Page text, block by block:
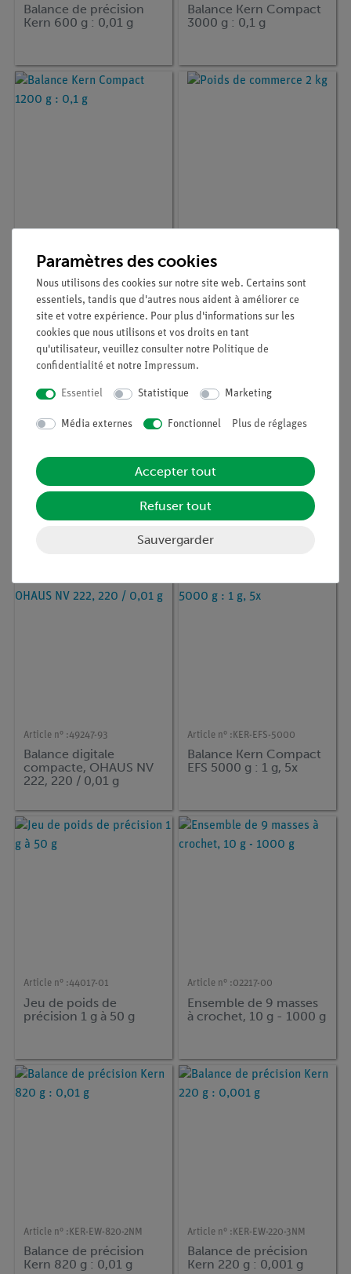
Balance de précision
Kern 600 g : 0,01 g
Balance Kern Compact
3000 g : 0,1 g
Balance Kern Compact
1200 g : 0,1 g
Poids de commerce 2
kg
Article n° :02205-03
Poids à fente, 10 g,
blanc
Article n° :KER-EHA-500-2
Balance de précision
Kern EHA 500 g : 10 mg
Article n° :49247-93
Balance digitale
compacte, OHAUS NV
222, 220 / 0,01 g
Article n° : KER-EFS-5000
Balance Kern Compact
EFS 5000 g : 1 g, 5x
Article n° :44017-01
Jeu de poids de
précision 1 g à 50 g
Article n° :02217-00
Ensemble de 9 masses
à crochet, 10 g - 1000 g
Article n° : KER-EW-820-2NM
Balance de précision
Kern 820 g : 0,01 g
Article n° : KER-EW-220-3NM
Balance de précision
Kern 220 g : 0,001 g
Paramètres des cookies
Nous utilisons des cookies sur notre site web. Certains sont
essentiels, tandis que d'autres nous aident à améliorer ce
site et votre expérience. Pour plus d'informations sur les
cookies que nous utilisons et vos droits en tant
qu'utilisateur, veuillez consulter notre Politique de
confidentialité et notre Impressum.
Essentiel Statistique Marketing
Média externes Fonctionnel Plus de réglages
Accepter tout
Refuser tout
Sauvergarder